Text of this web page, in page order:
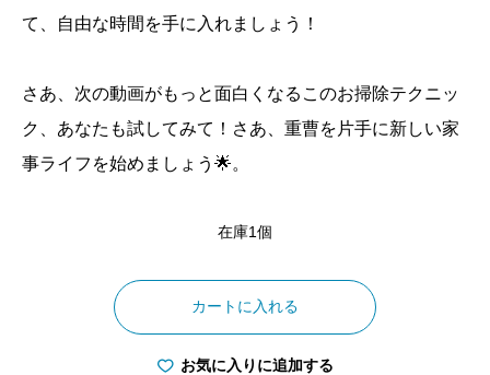
て、自由な時間を手に入れましょう！
さあ、次の動画がもっと面白くなるこのお掃除テクニッ
ク、あなたも試してみて！さあ、重曹を片手に新しい家
事ライフを始めましょう🌟。
在庫1個
の
エ
ア
カートに入れる
お気に入りに追加する